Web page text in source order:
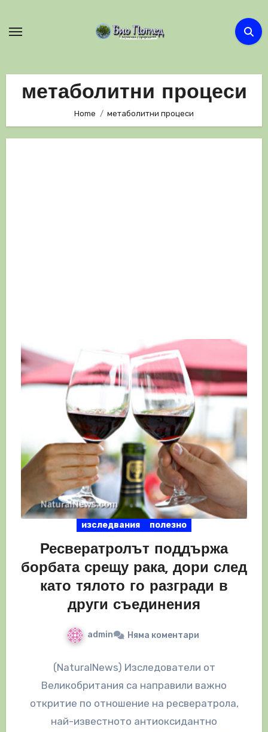
метаболитни процеси
Home метаболитни процеси
изследвания полезно
Ресвератролът поддържа
борбата срещу рака, дори след
като тялото го разгради в
други съединения
admin Няма коментари
(NaturalNews) Изследователи от
Великобритания са направили важно
откритие по отношение на ресвератрола,
най-известното антиоксидантно